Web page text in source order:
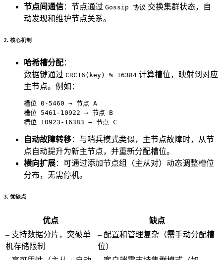
节点间通信：节点通过 Gossip 协议 交换集群状态，自
动发现和维护节点关系。
2. 核心机制
哈希槽分配：
数据键通过 CRC16(key) % 16384 计算槽位，映射到对应
主节点。例如：
槽位 0-5460 → 节点 A
槽位 5461-10922 → 节点 B
自动故障转移：与哨兵模式类似，主节点故障时，从节
点自动提升为新主节点，并重新分配槽位。
横向扩展：可通过添加节点组（主从对）动态调整槽位
分布，无需停机。
3. 优缺点
优点
缺点
– 支持数据分片，突破单
机存储限制
– 配置和管理复杂（需手动分配槽
位）